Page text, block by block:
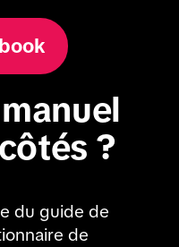
?
du guide de
de